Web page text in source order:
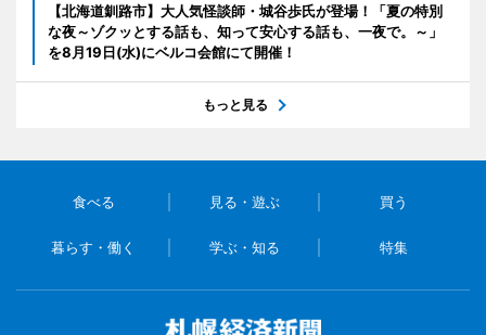
【北海道釧路市】大人気怪談師・城谷歩氏が登場！「夏の特別
な夜～ゾクッとする話も、知って安心する話も、一夜で。～」
を8月19日(水)にベルコ会館にて開催！
もっと見る
食べる 見る・遊ぶ 買う
暮らす・働く 学ぶ・知る 特集